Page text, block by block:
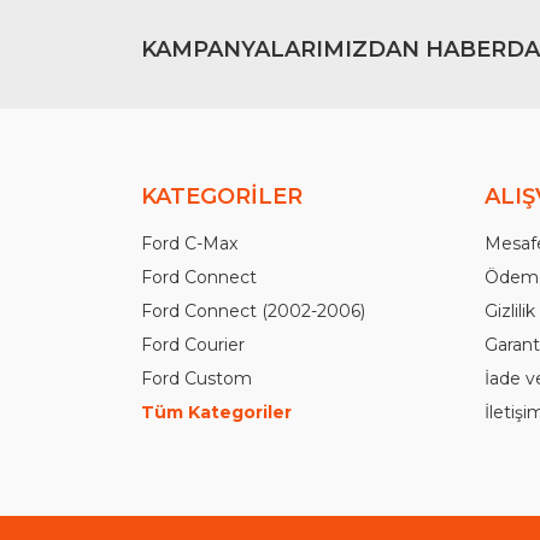
KAMPANYALARIMIZDAN
KATEGORİLER
Ford C-Max
Ford Connect
Ford Connect (2002-2006)
Ford Courier
Ford Custom
Tüm Kategoriler
İade